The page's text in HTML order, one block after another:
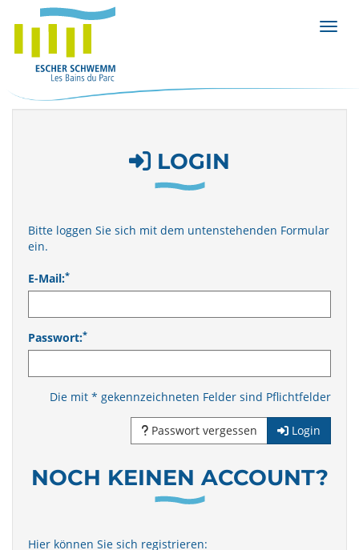
LOGIN
Bitte loggen Sie sich mit dem untenstehenden Formular
ein.
E-Mail:*
Passwort:*
Die mit * gekennzeichneten Felder sind Pflichtfelder
Passwort vergessen Login
NOCH KEINEN ACCOUNT?
Hier können Sie sich registrieren: